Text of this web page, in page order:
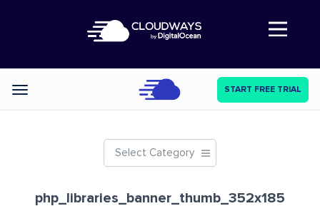
Abre a navegação
Categories START FREE TRIAL
Select Category
php_libraries_banner_thumb_352x185